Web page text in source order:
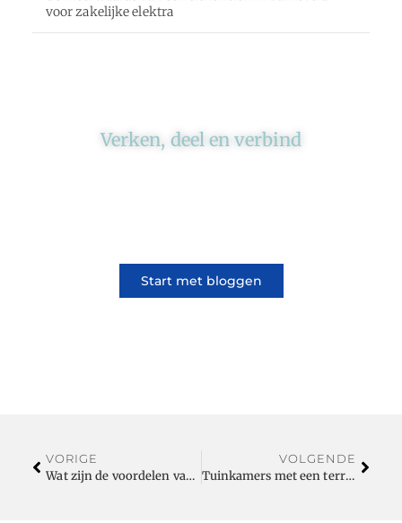
voor zakelijke elektra
Verken, deel en verbind
Start met bloggen
VORIGE
Wat zijn de voordelen van douglas tuinhuizen?
VOLGENDE
Tuinkamers met een terras overkapping hebben de laatste jaren een enorme vlucht genomen.